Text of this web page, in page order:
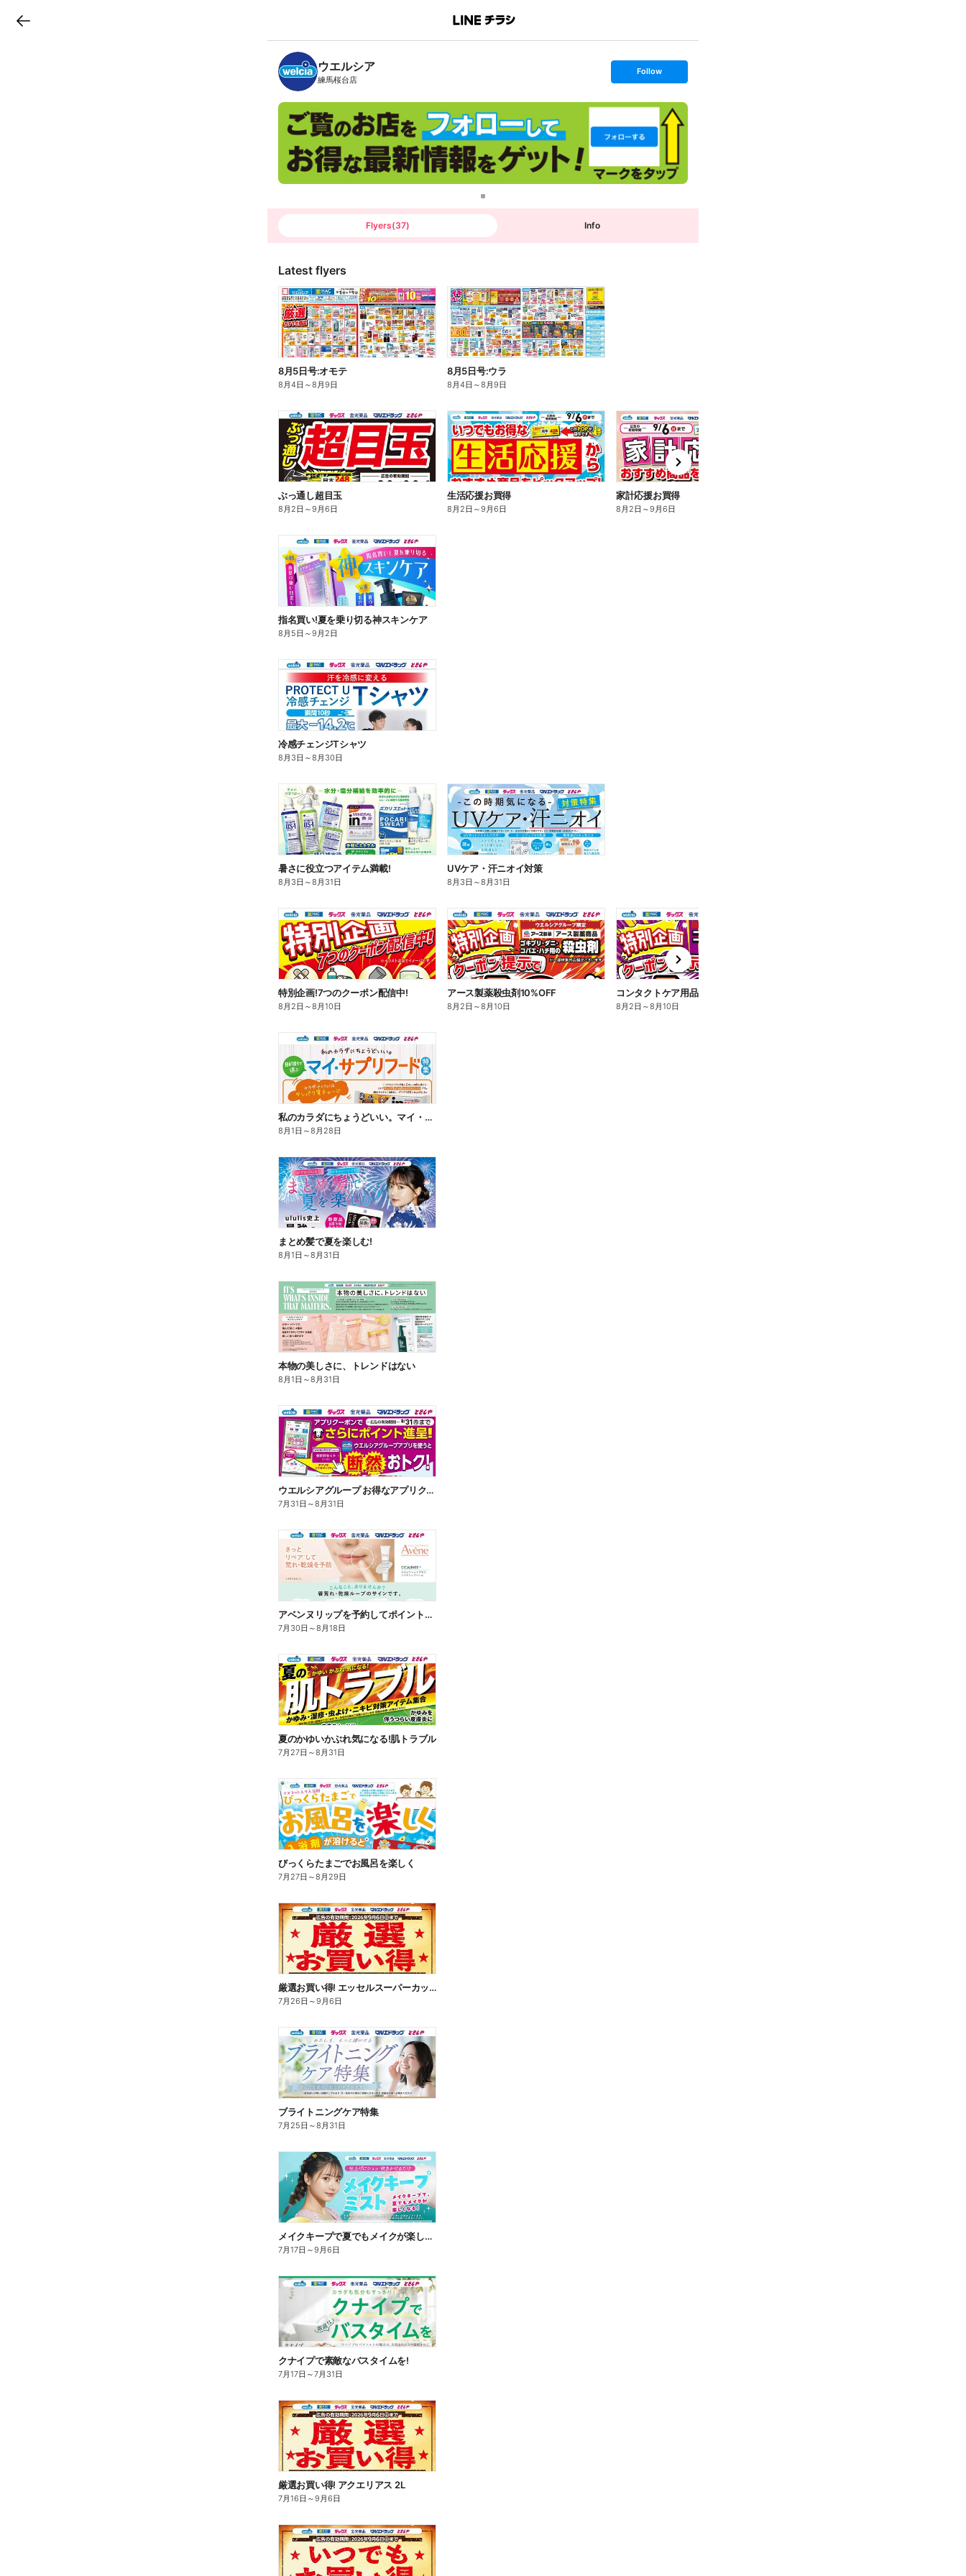
B
n
c
h
T
ウエルシア
練馬桜台店
s
t
o
l
o
w
Follow
Flyers(37) Info
Latest flyers
8月5日号:オモテ
8月4日 ～8月9日
8月5日号:ウラ
8月4日 ～8月9日
ぶっ通し超目玉
8月2日 ～9月6日
生活応援お買得
8月2日 ～9月6日
家計応援お買得
8月2日 ～9月6日
n
e
x
t
指名買い!夏を乗り切る神スキンケア
8月5日 ～9月2日
冷感チェンジTシャツ
8月3日 ～8月30日
暑さに役立つアイテム満載!
8月3日 ～8月31日
UVケア・汗ニオイ対策
8月3日 ～8月31日
特別企画!7つのクーポン配信中!
8月2日 ～8月10日
アース製薬殺虫剤10%OFF
8月2日 ～8月10日
コンタクトケア用品10%OFF
8月2日 ～8月10日
n
e
x
t
私のカラダにちょうどいい。マイ・サプリフード
8月1日 ～8月28日
まとめ髪で夏を楽しむ!
8月1日 ～8月31日
本物の美しさに、トレンドはない
8月1日 ～8月31日
ウエルシアグループ お得なアプリクーポン
7月31日 ～8月31日
アベンヌリップを予約してポイントゲット!
7月30日 ～8月18日
夏のかゆいかぶれ気になる!肌トラブル
7月27日 ～8月31日
びっくらたまごでお風呂を楽しく
7月27日 ～8月29日
厳選お買い得! エッセルスーパーカップ
7月26日 ～9月6日
ブライトニングケア特集
7月25日 ～8月31日
メイクキープで夏でもメイクが楽しくなる!
7月17日 ～9月6日
クナイプで素敵なバスタイムを!
7月17日 ～7月31日
厳選お買い得! アクエリアス 2L
7月16日 ～9月6日